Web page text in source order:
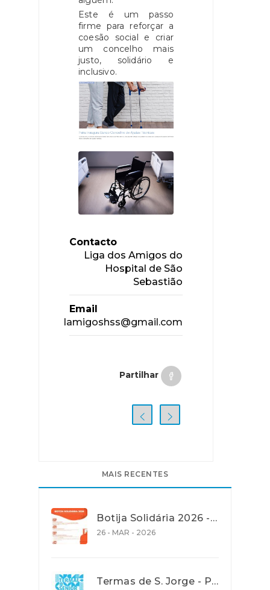
Este é um passo
firme para reforçar a
coesão social e criar
um concelho mais
justo, solidário e
inclusivo.
Contacto
Liga dos Amigos do
Hospital de São
Sebastião
Email
lamigoshss@gmail.com
Partilhar
MAIS RECENTES
Botija Solidária 2026 - Apoio na Aquisição de Gás de Petróleo Liquefeito (GPL) em garrafa
26 - MAR - 2026
Termas de S. Jorge - Programa Termalsenior’26